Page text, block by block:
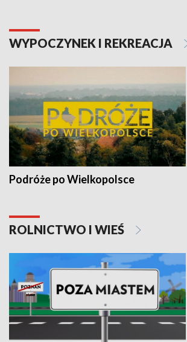
WYPOCZYNEK I REKREACJA
Podróże po Wielkopolsce
ROLNICTWO I WIEŚ